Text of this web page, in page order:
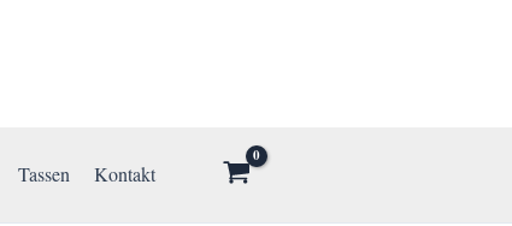
Tassen Kontakt